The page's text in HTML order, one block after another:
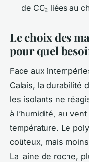
de CO₂ liées au
Le choix des
pour quel
Face aux
Calais, la durabilité
les isolants ne
à l’humidité, au
température. Le
coûteux, mais
La laine de roche,